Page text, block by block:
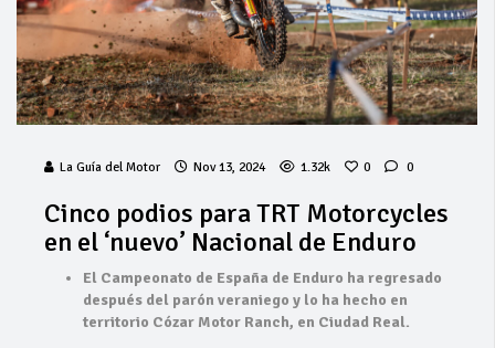
La Guía del Motor Nov 13, 2024 1.32k 0 0
Cinco podios para TRT Motorcycles
en el ‘nuevo’ Nacional de Enduro
El Campeonato de España de Enduro ha regresado
después del parón veraniego y lo ha hecho en
territorio Cózar Motor Ranch, en Ciudad Real.